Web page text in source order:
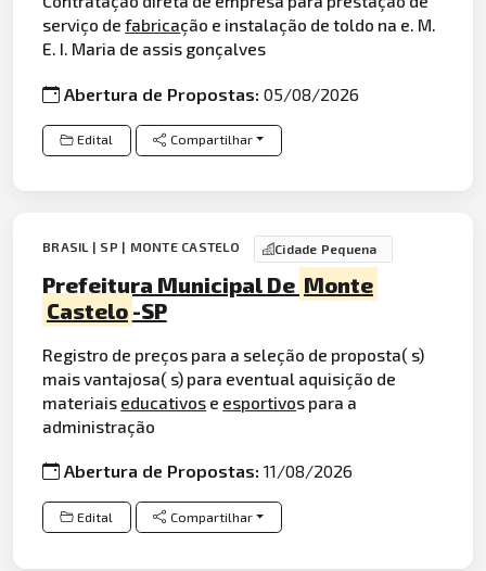
serviço defabricação e instalação de toldo na e. M.
E. I. Maria de assis gonçalves
Abertura de Propostas:05/08/2026
Edital Compartilhar
BRASIL | SP | MONTE CASTELO Cidade Pequena
Prefeitura Municipal De Monte
Castelo -SP
Registro de preços para a seleção de proposta( s)
mais vantajosa( s) para eventual aquisição de
materiais educativos e esportivos para a
administração
Abertura de Propostas:11/08/2026
Edital Compartilhar